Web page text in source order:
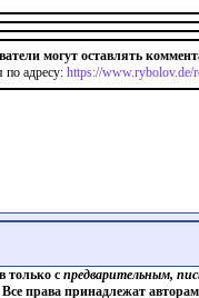
могут оставлять
по адресу: https://www.rybolov.de/
только с предварительным,
Все права принадлежат